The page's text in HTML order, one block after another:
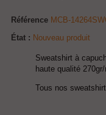
Référence MCB-
État : Nouveau produit
Sweatshirt à
haute qualité
Tous nos